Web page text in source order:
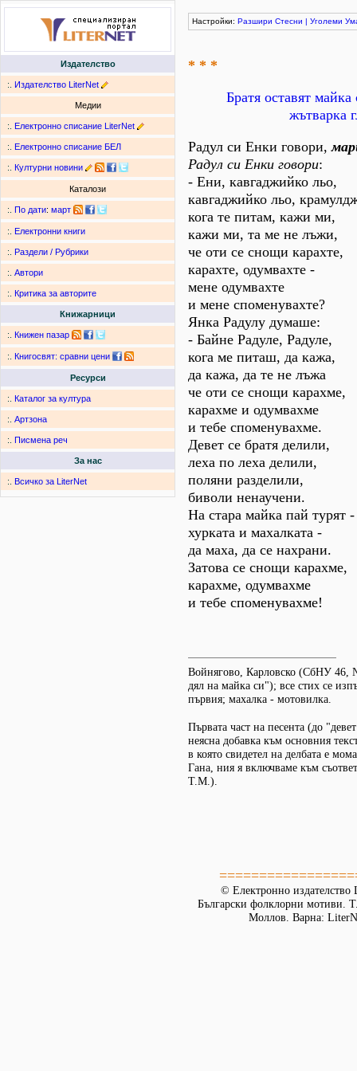
Издателство
:. Издателство LiterNet
Медии
:. Електронно списание LiterNet
:. Електронно списание БЕЛ
:. Културни новини
Каталози
:. По дати: март
:. Електронни книги
:. Раздели / Рубрики
:. Автори
:. Критика за авторите
Книжарници
:. Книжен пазар
:. Книгосвят: сравни цени
Ресурси
:. Каталог за култура
:. Артзона
:. Писмена реч
За нас
:. Всичко за LiterNet
Настройки: Разшири Стесни | Уголеми
* * *
Братя оставят
жътварка
Радул си Енки говори,
Радул си Енки говори:
- Ени, кавгаджийко льо,
кавгаджийко льо,
кога те питам, кажи ми,
кажи ми, та ме не лъжи,
че оти се снощи карахте,
карахте, одумвахте -
мене одумвахте
и мене споменувахте?
Янка Радулу думаше:
- Байне Радуле, Радуле,
кога ме питаш, да кажа,
да кажа, да те не лъжа
че оти се снощи карахме,
карахме и одумвахме
и тебе споменувахме.
Девет се братя делили,
леха по леха делили,
поляни разделили,
биволи ненаучени.
На стара майка пай турят -
хурката и махалката -
да маха, да се нахрани.
Затова се снощи карахме,
карахме, одумвахме
и тебе споменувахме!
Войнягово, Карловско (СбНУ 46,
дял на майка си"); все стих се
първия; махалка - мотовилка.
Първата част на песента (до
неясна добавка към основния
в която свидетел на делбата е
Гана, ния я включваме към
Т.М.).
© Електронно издателство
Български фолклорни мотиви.
Моллов. Варна: